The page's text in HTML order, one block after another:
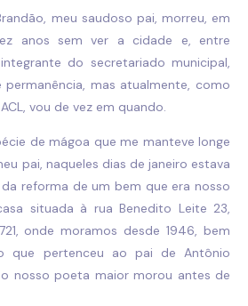
meu saudoso pai, morreu, em
anos sem ver a cidade e, entre
do secretariado municipal,
mas atualmente, como
vou de vez em quando.
de mágoa que me manteve longe
pai, naqueles dias de janeiro estava
reforma de um bem que era nosso
situada à rua Benedito Leite 23,
onde moramos desde 1946, bem
que pertenceu ao pai de Antônio
o nosso poeta maior morou antes de